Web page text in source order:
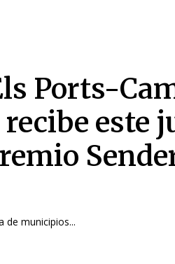
Ports-
este
de municipios...